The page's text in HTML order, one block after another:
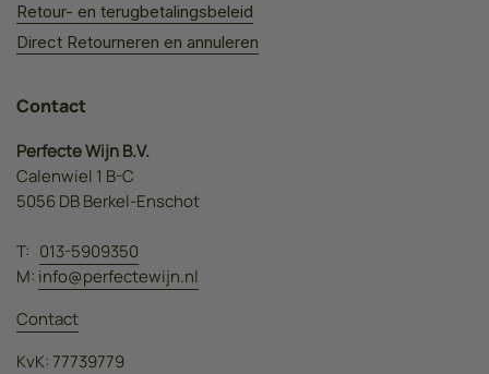
Retour- en terugbetalingsbeleid
Direct Retourneren en annuleren
Contact
Perfecte Wijn B.V.
Calenwiel 1 B-C
5056 DB Berkel-Enschot
T: 013-5909350
M: info@perfectewijn.nl
Contact
KvK: 77739779